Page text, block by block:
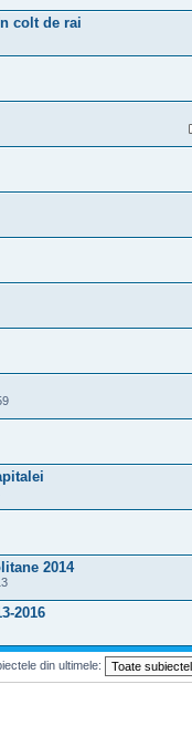
colt de rai
2014
2016
din ultimele: